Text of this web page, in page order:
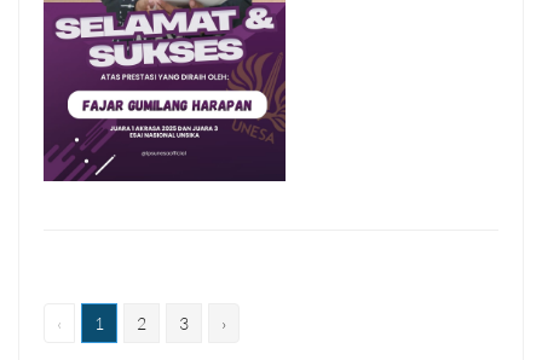
‹ 1 2 3 ›